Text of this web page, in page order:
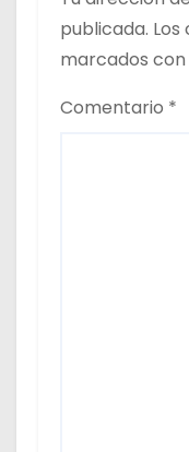
publicada.
marcados con
Comentario *